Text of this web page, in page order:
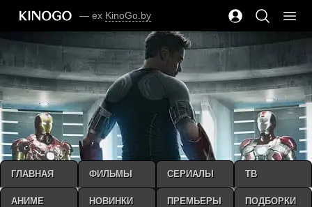
— ex KinoGo.by
ГЛАВНАЯ ФИЛЬМЫ СЕРИАЛЫ ТВ
АНИМЕ НОВИНКИ ПРЕМЬЕРЫ ПОДБОРКИ